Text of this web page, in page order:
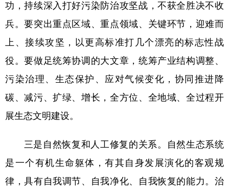
功，持续深入打好污染防治攻坚战，不获全胜决不收
兵。要突出重点区域、重点领域、关键环节，迎难而
上、接续攻坚，以更高标准打几个漂亮的标志性战
役。要做足统筹协调的大文章，统筹产业结构调整、
污染治理、生态保护、应对气候变化，协同推进降
碳、减污、扩绿、增长，全方位、全地域、全过程开
展生态文明建设。
三是自然恢复和人工修复的关系。自然生态系统
是一个有机生命躯体，有其自身发展演化的客观规
律，具有自我调节、自我净化、自我恢复的能力。治